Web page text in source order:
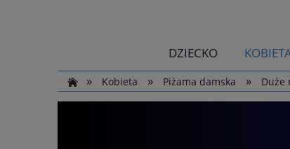
DZIECKO
»
Kobieta » Piżama damska » Duże